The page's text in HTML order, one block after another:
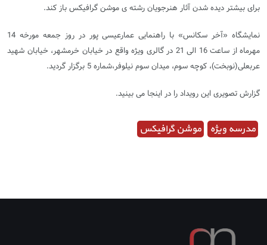
برای بیشتر دیده شدن آثار هنرجویان رشته ی موشن گرافیکس باز کند.
نمایشگاه «آخر سکانس» با راهنمایی عمارعیسی پور در روز جمعه مورخه 14
مهرماه از ساعت 16 الی 21 در گالری ویژه واقع در خیابان خرمشهر، خیابان شهید
عربعلی(نوبخت)، کوچه سوم، میدان سوم نیلوفر،شماره 5 برگزار گردید.
گزارش تصویری این رویداد را در اینجا می بینید.
مدرسه ویژه موشن گرافیکس